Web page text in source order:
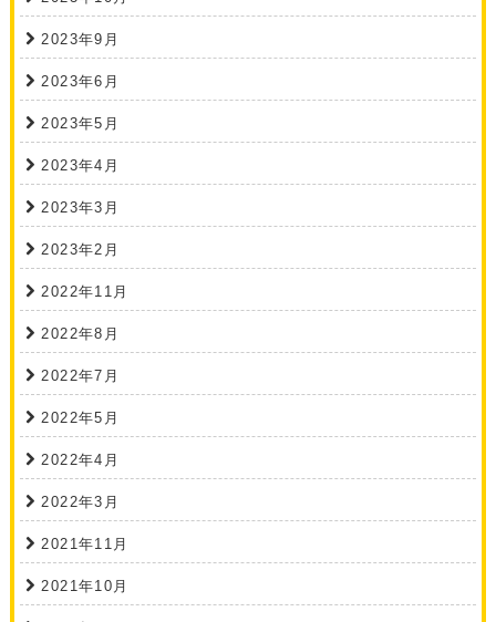
2023年9月
2023年6月
2023年5月
2023年4月
2023年3月
2023年2月
2022年11月
2022年8月
2022年7月
2022年5月
2022年4月
2022年3月
2021年11月
2021年10月